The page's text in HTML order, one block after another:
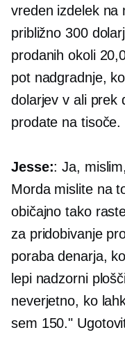
vreden izdelek na
približno 300
prodanih okoli
pot nadgradnje,
dolarjev v ali prek
prodate na tisoče.
Jesse:: Ja,
Morda mislite na
običajno tako
za pridobivanje
poraba denarja,
lepi nadzorni
neverjetno, ko
sem 150."